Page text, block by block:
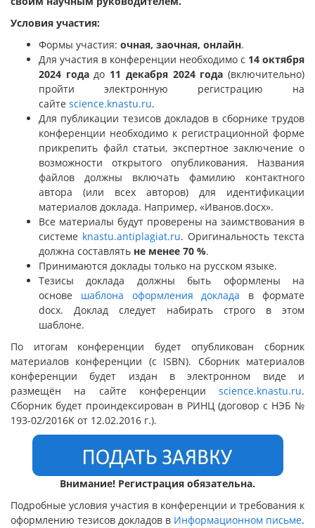
Условия участия:
Формы участия: очная, заочная, онлайн.
Для участия в конференции необходимо с 14 октября
2024 годадо 11 декабря 2024 года(включительно)
пройти электронную регистрацию на
сайте science.knastu.ru.
Для публикации тезисов докладов в сборнике трудов
конференции необходимо к регистрационной форме
прикрепить файл статьи, экспертное заключение о
возможности открытого опубликования. Названия
файлов должны включать фамилию контактного
автора (или всех авторов) для идентификации
материалов доклада. Например, «Иванов.docx».
Все материалы будут проверены на заимствования в
системе knastu.antiplagiat.ru. Оригинальность текста
должна составлять не менее 70 %.
Принимаются доклады только на русском языке.
Тезисы доклада должны быть оформлены на
основе шаблона оформления доклада в формате
docx. Доклад следует набирать строго в этом
шаблоне.
По итогам конференции будет опубликован сборник
материалов конференции (с ISBN). Сборник материалов
конференции будет издан в электронном виде и
размещён на сайте конференции science.knastu.ru.
Сборник будет проиндексирован в РИНЦ (договор с НЭБ №
193-02/2016K от 12.02.2016 г.).
Внимание! Регистрация обязательна.
Подробные условия участия в конференции и требования к
оформлению тезисов докладов в Информационном письме.